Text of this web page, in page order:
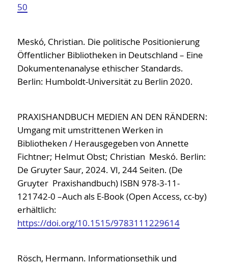
50
Meskó, Christian. Die politische Positionierung
Öffentlicher Bibliotheken in Deutschland – Eine
Dokumentenanalyse ethischer Standards.
Berlin: Humboldt-Universität zu Berlin 2020.
PRAXISHANDBUCH MEDIEN AN DEN RÄNDERN:
Umgang mit umstrittenen Werken in
Bibliotheken / Herausgegeben von Annette
Fichtner; Helmut Obst; Christian Meskó. Berlin:
De Gruyter Saur, 2024. VI, 244 Seiten. (De
Gruyter Praxishandbuch) ISBN 978-3-11-
121742-0 –Auch als E-Book (Open Access, cc-by)
erhältlich:
https://doi.org/10.1515/9783111229614
Rösch, Hermann. Informationsethik und